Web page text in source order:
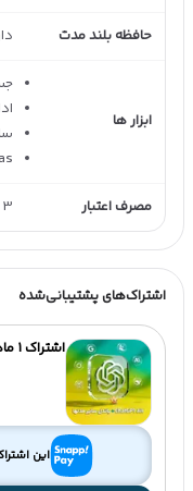
حافظه بلند مدت
ابزار ها
مصرف اعتبار 3
اشتراک‌های پشتیبانی‌شده
اشتراک 1 ماهه ایر
این اشتراک